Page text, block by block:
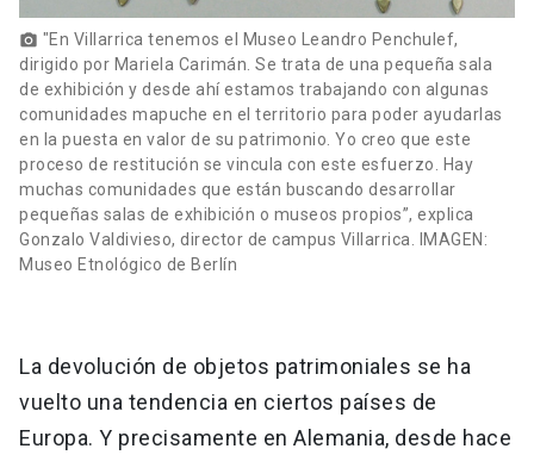
photo_camera "En Villarrica tenemos el Museo Leandro Penchulef,
dirigido por Mariela Carimán. Se trata de una pequeña sala
de exhibición y desde ahí estamos trabajando con algunas
comunidades mapuche en el territorio para poder ayudarlas
en la puesta en valor de su patrimonio. Yo creo que este
proceso de restitución se vincula con este esfuerzo. Hay
muchas comunidades que están buscando desarrollar
pequeñas salas de exhibición o museos propios”, explica
Gonzalo Valdivieso, director de campus Villarrica. IMAGEN:
Museo Etnológico de Berlín
La devolución de objetos patrimoniales se ha
vuelto una tendencia en ciertos países de
Europa. Y precisamente en Alemania, desde hace